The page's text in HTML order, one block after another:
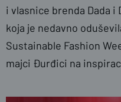
i vlasnice brenda Dada i
koja je nedavno
Sustainable Fashion
majci Đurđici na